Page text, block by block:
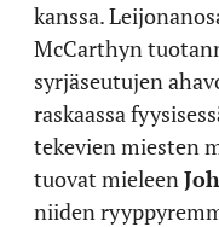
kanssa.
McCarthyn
syrjäseutujen
raskaassa
tekevien miesten
tuovat mieleen
niiden